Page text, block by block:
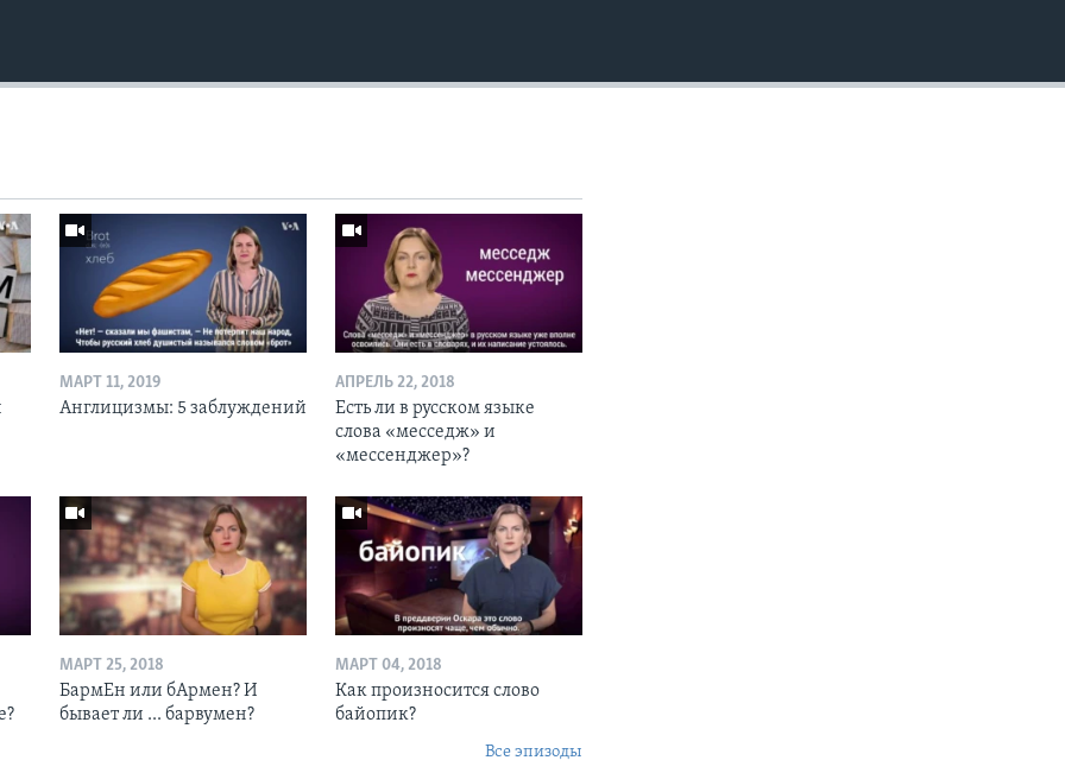
МАРТ 11, 2019
Англицизмы: 5 заблуждений
АПРЕЛЬ 22, 2018
Есть ли в русском языке
слова «месседж» и
«мессенджер»?
МАРТ 25, 2018
БармЕн или бАрмен? И
бывает ли ... барвумен?
МАРТ 04, 2018
Как произносится слово
байопик?
Все эпизоды